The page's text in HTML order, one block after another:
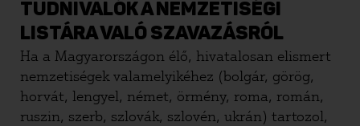
TUDNIVALÓK A NEMZETISÉGI
LISTÁRA VALÓ SZAVAZÁSRÓL
Ha a Magyarországon élő, hivatalosan elismert
nemzetiségek valamelyikéhez (bolgár, görög,
horvát, lengyel, német, örmény, roma, román,
ruszin, szerb, szlovák, szlovén, ukrán) tartozol,